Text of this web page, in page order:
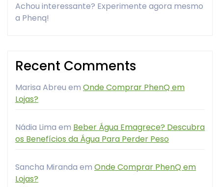
Achou interessante? Experimente agora mesmo
a Phenq!
Recent Comments
Marisa Abreu em Onde Comprar PhenQ em
Lojas?
Nádia Lima em Beber Água Emagrece? Descubra
os Benefícios da Água Para Perder Peso
Sancha Miranda em Onde Comprar PhenQ em
Lojas?